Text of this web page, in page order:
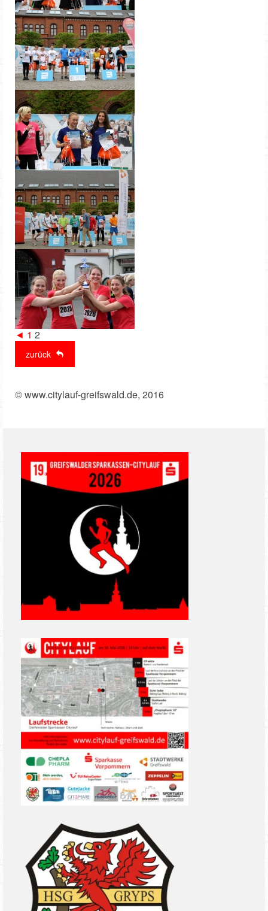
◄ 1 2
zurück
© www.citylauf-greifswald.de, 2016